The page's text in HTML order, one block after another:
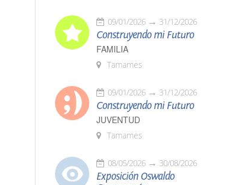
09/01/2026 31/12/2026
Construyendo mi Futuro
FAMILIA
Tamames
09/01/2026 31/12/2026
Construyendo mi Futuro
JUVENTUD
Tamames
08/05/2026 30/08/2026
Exposición Oswaldo